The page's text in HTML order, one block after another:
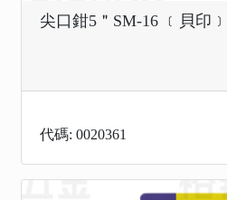
尖口鉗5＂SM-16 ﹝貝印﹞
代碼: 0020361